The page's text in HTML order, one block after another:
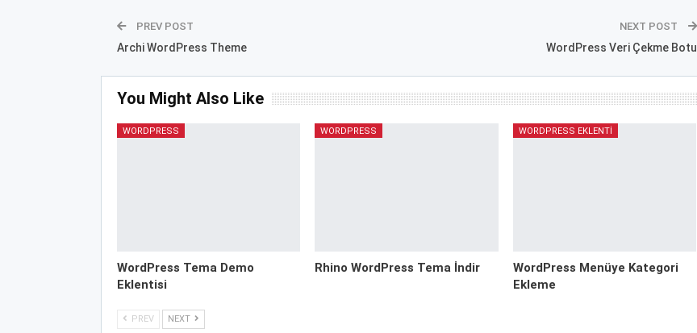
PREV POST
Archi WordPress Theme
NEXT POST
WordPress Veri Çekme Botu
You Might Also Like
WORDPRESS
WordPress Tema Demo
Eklentisi
WORDPRESS
Rhino WordPress Tema İndir
WORDPRESS EKLENTI
WordPress Menüye Kategori
Ekleme
PREV NEXT